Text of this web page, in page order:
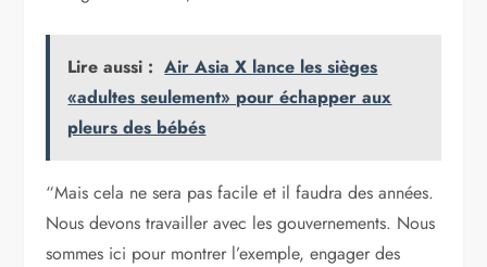
Lire aussi : Air Asia X lance les sièges
«adultes seulement» pour échapper aux
pleurs des bébés
“Mais cela ne sera pas facile et il faudra des années.
Nous devons travailler avec les gouvernements. Nous
sommes ici pour montrer l’exemple, engager des